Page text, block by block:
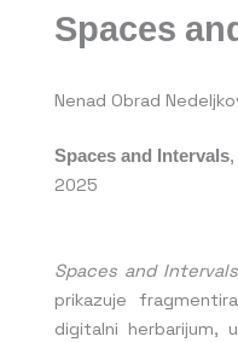
Spaces
Nenad Obrad
Spaces and Intervals
2025
Spaces and Intervals
prikazuje
digitalni herbarijum,